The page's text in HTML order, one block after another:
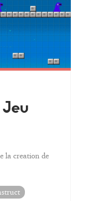
la creation de